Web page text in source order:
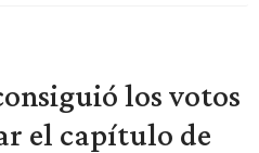
los votos
el capítulo de